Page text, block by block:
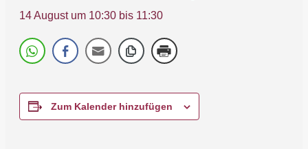
14 August um 10:30 bis 11:30
Zum Kalender hinzufügen